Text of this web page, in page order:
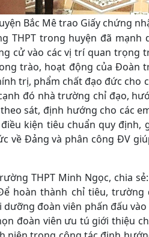
Bắc Mê trao Giấy chứng
THPT trong huyện đã mạnh
cử vào các vị trí quan trọng
trào, hoạt động của Đoàn
trị, phẩm chất đạo đức cho
đó nhà trường chỉ đạo,
sát, định hướng cho các
kiện tiêu chuẩn quy định,
Đảng và phân công ĐV
THPT Minh Ngọc, chia
hoàn thành chỉ tiêu, trường
đoàn viên phấn đấu
đoàn viên ưu tú giới thiệu